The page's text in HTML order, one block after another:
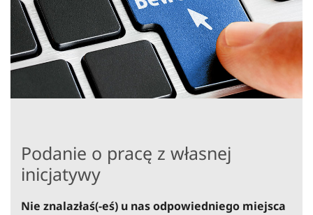
Podanie o pracę z własnej
inicjatywy
Nie znalazłaś(-eś) u nas odpowiedniego miejsca